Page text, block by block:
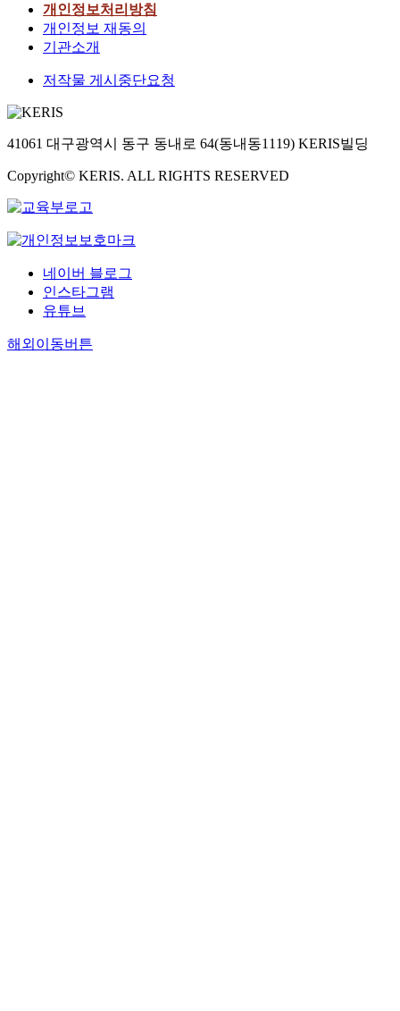
개인정보처리방침
개인정보 재동의
기관소개
저작물 게시중단요청
41061 대구광역시 동구 동내로 64(동내동1119) KERIS빌딩
Copyright© KERIS. ALL RIGHTS RESERVED
네이버 블로그
인스타그램
유튜브
해외이동버튼